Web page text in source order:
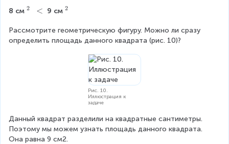
8 см ^
2 <
< 9 см ^
2
Рассмотрите геометрическую фигуру. Можно ли сразу
определить площадь данного квадрата (рис. 10)?
Рис. 10.
Иллюстрация к
задаче
Данный квадрат разделили на квадратные сантиметры.
Поэтому мы можем узнать площадь данного квадрата.
Она равна 9 см2.